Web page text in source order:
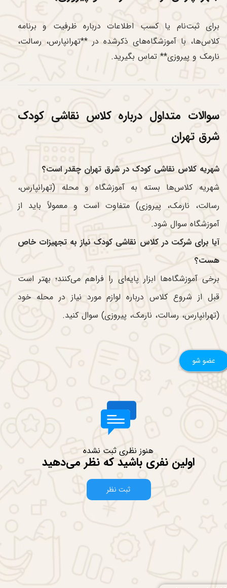
برای ثبت‌نام یا کسب اطلاعات درباره ظرفیت و برنامه
کلاس‌ها، با آموزشگاه‌های ذکرشده در **تهرانپارس، رسالت،
نارمک و پیروزی** تماس بگیرید.
سوالات متداول درباره کلاس نقاشی کودک
شرق تهران
شهریه کلاس نقاشی کودک در شرق تهران چقدر است؟
شهریه کلاس‌ها بسته به آموزشگاه و محله (تهرانپارس،
رسالت، نارمک، پیروزی) متفاوت است و معمولاً باید از
آموزشگاه سوال شود.
آیا برای شرکت در کلاس نقاشی کودک نیاز به تجهیزات خاص
هست؟
برخی آموزشگاه‌ها ابزار پایه‌ای را فراهم می‌کنند؛ بهتر است
قبل از شروع کلاس درباره لوازم مورد نیاز در محله خود
(تهرانپارس، رسالت، نارمک، پیروزی) سوال کنید.
عضو شو
هنوز نظری ثبت نشده
اولین نفری باشید که نظر می‌دهید
ثبت نظر